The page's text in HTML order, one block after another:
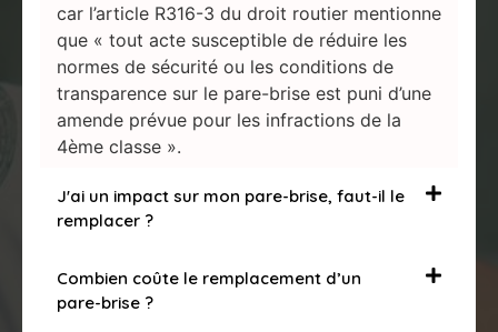
car l’article R316-3 du droit routier mentionne
que « tout acte susceptible de réduire les
normes de sécurité ou les conditions de
transparence sur le pare-brise est puni d’une
amende prévue pour les infractions de la
4ème classe ».
J'ai un impact sur mon pare-brise, faut-il le
remplacer ?
Combien coûte le remplacement d’un
pare-brise ?